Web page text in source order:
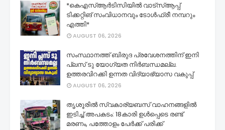
*കെഎസ്ആര്‍ടിസിയിൽ വാട്‌സ്ആപ്പ്
ടിക്കറ്റിങ് സംവിധാനവും ടോൾഫ്രീ നമ്പറും
എത്തി*
AUGUST 06, 2026
സംസ്ഥാനത്ത് ബിരുദ പ്രവേശനത്തിന് ഇനി
പ്ലസ് ടു യോഗ്യത നിർബന്ധമല്ല.
ഉത്തരവിറക്കി ഉന്നത വിദ്യാഭ്യാസ വകുപ്പ്
AUGUST 06, 2026
തൃശൂരിൽ സ്വകാര്യബസ് വാഹനങ്ങളില്‍
ഇടിച്ച് അപകടം: 18കാരി ഉൾപ്പെടെ രണ്ട്
മരണം, പത്തോളം പേർക്ക് പരിക്ക്